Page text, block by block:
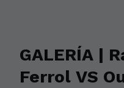
GALERÍA |
Ferrol VS